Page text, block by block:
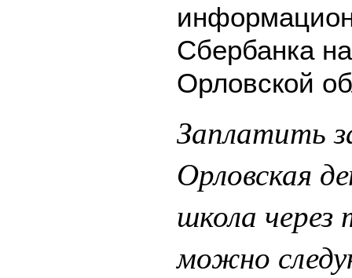
Сбербанка
Орловской
Заплатить
Орловская
школа через
можно